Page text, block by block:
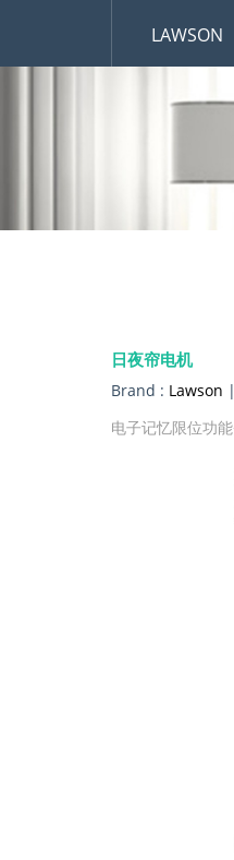
LAWSON
日夜帘电机
Brand : Lawson
电子记忆限位功